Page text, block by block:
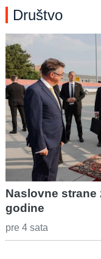
Društvo
Naslovne strane
godine
pre 4 sata